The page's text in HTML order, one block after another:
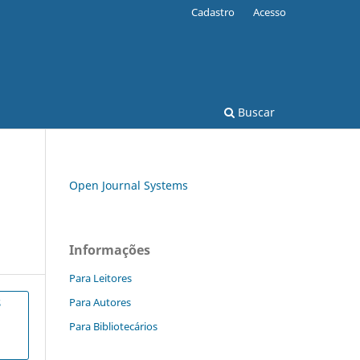
Buscar
Cadastro Acesso
Open Journal Systems
Informações
Para Leitores
Para Autores
Para Bibliotecários